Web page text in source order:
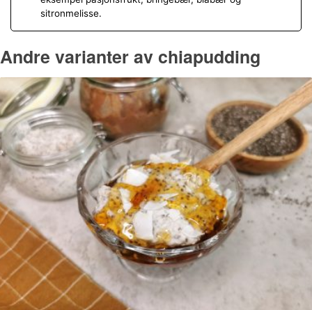
sitronmelisse.
Andre varianter av chiapudding